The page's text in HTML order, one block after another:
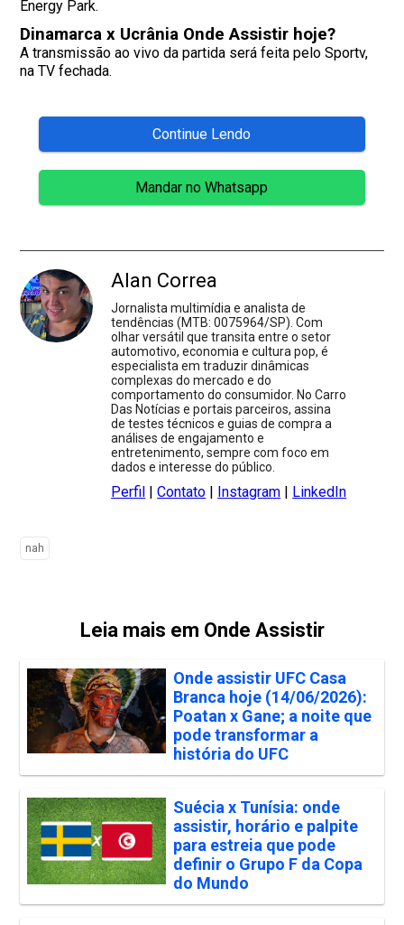
Energy Park.
Dinamarca x Ucrânia Onde Assistir hoje?
A transmissão ao vivo da partida será feita pelo Sportv,
na TV fechada.
Continue Lendo
Mandar no Whatsapp
Alan Correa
Jornalista multimídia e analista de
tendências (MTB: 0075964/SP). Com
olhar versátil que transita entre o setor
automotivo, economia e cultura pop, é
especialista em traduzir dinâmicas
complexas do mercado e do
comportamento do consumidor. No Carro
Das Notícias e portais parceiros, assina
de testes técnicos e guias de compra a
análises de engajamento e
entretenimento, sempre com foco em
dados e interesse do público.
Perfil |Contato | Instagram | LinkedIn
nah
Leia mais em Onde Assistir
Onde assistir UFC Casa
Branca hoje (14/06/2026):
Poatan x Gane; a noite que
pode transformar a
história do UFC
Suécia x Tunísia: onde
assistir, horário e palpite
para estreia que pode
definir o Grupo F da Copa
do Mundo